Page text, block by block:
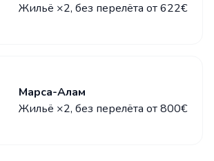
Жильё ×2, без перелёта от 622€
Марса-Алам
Жильё ×2, без перелёта от 800€